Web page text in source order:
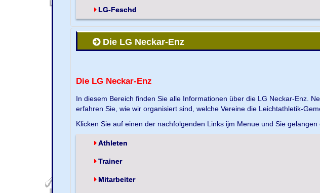
LG-Feschd
Die LG Neckar-Enz
Die LG Neckar-Enz
In diesem Bereich finden Sie alle Informationen über die LG Neckar-Enz.
erfahren Sie, wie wir organisiert sind, welche Vereine die Leichtathletik-
Klicken Sie auf einen der nachfolgenden Links ijm Menue und Sie
Athleten
Trainer
Mitarbeiter